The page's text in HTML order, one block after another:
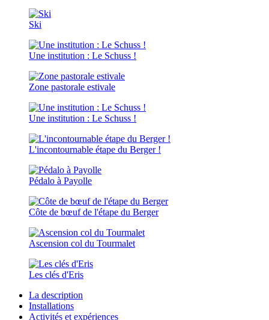
Ski
Une institution : Le Schuss !
Zone pastorale estivale
Une institution : Le Schuss !
L'incontournable étape du Berger !
Pédalo à Payolle
Côte de bœuf de l'étape du Berger
Ascension col du Tourmalet
Les clés d'Eris
La description
Installations
Activités et expériences